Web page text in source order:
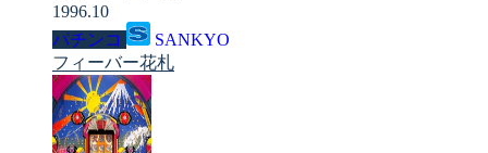
1996.10
パチンコ
SANKYO
フィーバー花札